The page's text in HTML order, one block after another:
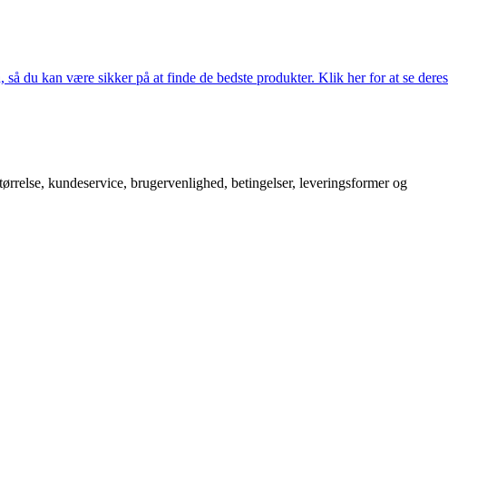
du kan være sikker på at finde de bedste produkter. Klik her for at se deres
kundeservice, brugervenlighed, betingelser, leveringsformer og